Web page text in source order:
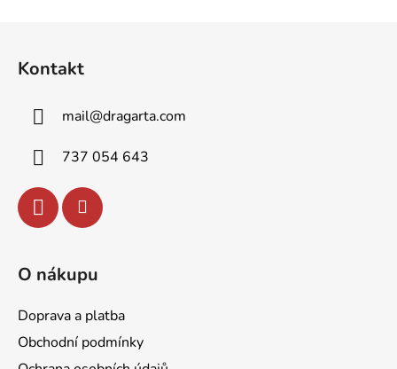
Kontakt
mail@dragarta.com
737 054 643
O nákupu
Doprava a platba
Obchodní podmínky